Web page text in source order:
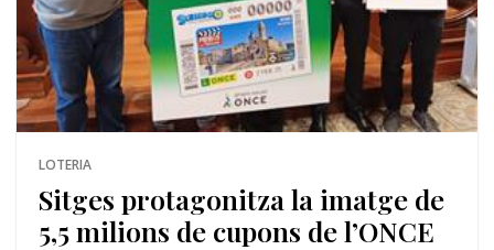
LOTERIA
Sitges protagonitza la imatge de
5,5 milions de cupons de l’ONCE